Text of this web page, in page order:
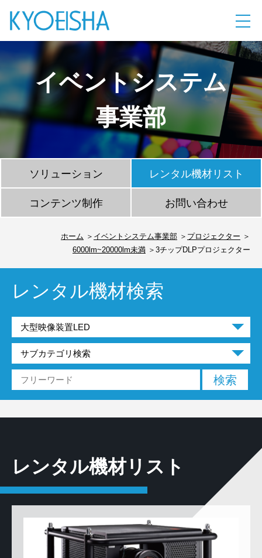
イベントシステム
事業部
ソリューション レンタル機材リスト
コンテンツ制作 お問い合わせ
ホーム イベントシステム事業部
プロジェクター
6000lm~20000lm未満
3チップDLPプロジェクター
レンタル機材検索
レンタル機材リスト